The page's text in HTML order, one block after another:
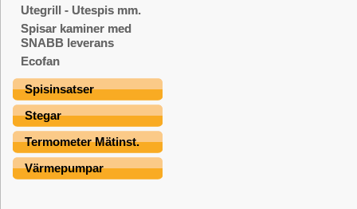
Utegrill - Utespis mm.
Spisar kaminer med
SNABB leverans
Ecofan
Spisinsatser
Stegar
Termometer Mätinst.
Värmepumpar